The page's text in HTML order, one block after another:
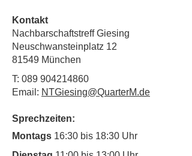
Kontakt
Nachbarschaftstreff Giesing
Neuschwansteinplatz 12
81549 München
T: 089 904214860
Email: NTGiesing@QuarterM.de
Sprechzeiten:
Montags 16:30 bis 18:30 Uhr